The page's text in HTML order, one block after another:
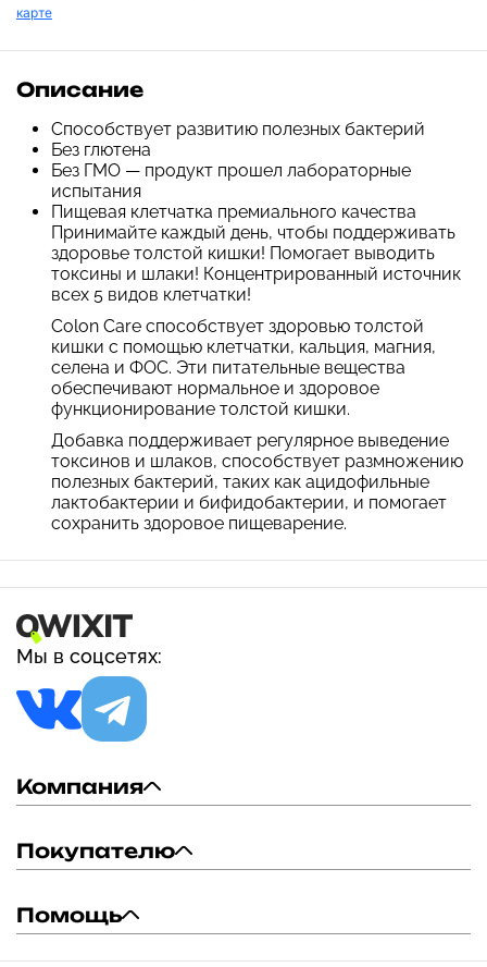
карте
Описание
Способствует развитию полезных бактерий
Без глютена
Без ГМО — продукт прошел лабораторные
испытания
Пищевая клетчатка премиального качества
Принимайте каждый день, чтобы поддерживать
здоровье толстой кишки! Помогает выводить
токсины и шлаки! Концентрированный источник
всех 5 видов клетчатки!
Colon Care способствует здоровью толстой
кишки с помощью клетчатки, кальция, магния,
селена и ФОС. Эти питательные вещества
обеспечивают нормальное и здоровое
функционирование толстой кишки.
Добавка поддерживает регулярное выведение
токсинов и шлаков, способствует размножению
полезных бактерий, таких как ацидофильные
лактобактерии и бифидобактерии, и помогает
сохранить здоровое пищеварение.
Мы в соцсетях:
Компания
Покупателю
Помощь